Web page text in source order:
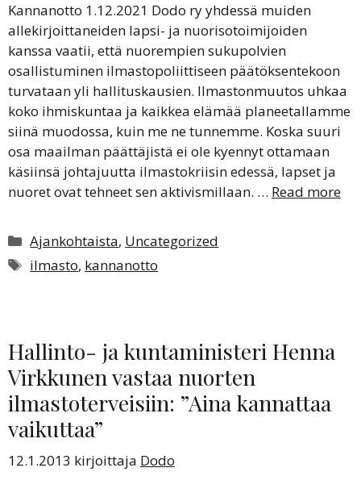
Kannanotto 1.12.2021 Dodo ry yhdessä muiden
allekirjoittaneiden lapsi- ja nuorisotoimijoiden
kanssa vaatii, että nuorempien sukupolvien
osallistuminen ilmastopoliittiseen päätöksentekoon
turvataan yli hallituskausien. Ilmastonmuutos uhkaa
koko ihmiskuntaa ja kaikkea elämää planeetallamme
siinä muodossa, kuin me ne tunnemme. Koska suuri
osa maailman päättäjistä ei ole kyennyt ottamaan
käsiinsä johtajuutta ilmastokriisin edessä, lapset ja
nuoret ovat tehneet sen aktivismillaan. … Read more
Kategoriat
Ajankohtaista, Uncategorized
Avainsanat
ilmasto, kannanotto
Hallinto- ja kuntaministeri Henna
Virkkunen vastaa nuorten
ilmastoterveisiin: ”Aina kannattaa
vaikuttaa”
12.1.2013 kirjoittaja Dodo